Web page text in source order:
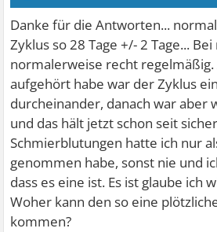
Danke für die Antworten...
Zyklus so 28 Tage +/- 2 Tage...
normalerweise recht regelmäßig.
aufgehört habe war der Zyklus
durcheinander, danach war aber
und das hält jetzt schon seit
Schmierblutungen hatte ich nur
genommen habe, sonst nie und
dass es eine ist. Es ist glaube ich
Woher kann den so eine
kommen?